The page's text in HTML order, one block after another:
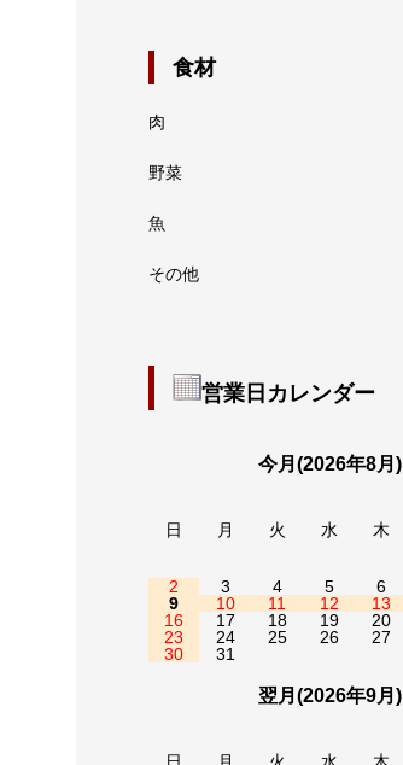
食材
肉
野菜
魚
その他
営業日カレンダー
今月(2026年8月)
日 月 火 水 木
2
3 4 5 6
9
10 11 12 13
16
17 18 19 20
23
24 25 26 27
30
31
翌月(2026年9月)